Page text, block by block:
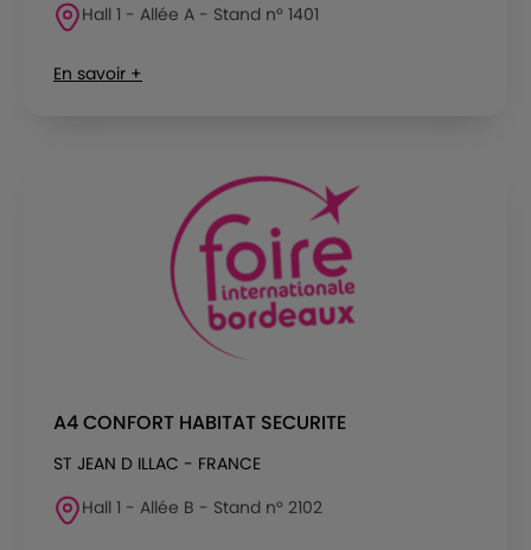
Hall 1 - Allée A - Stand n° 1401
En savoir +
A4 CONFORT HABITAT SECURITE
ST JEAN D ILLAC - FRANCE
Hall 1 - Allée B - Stand n° 2102